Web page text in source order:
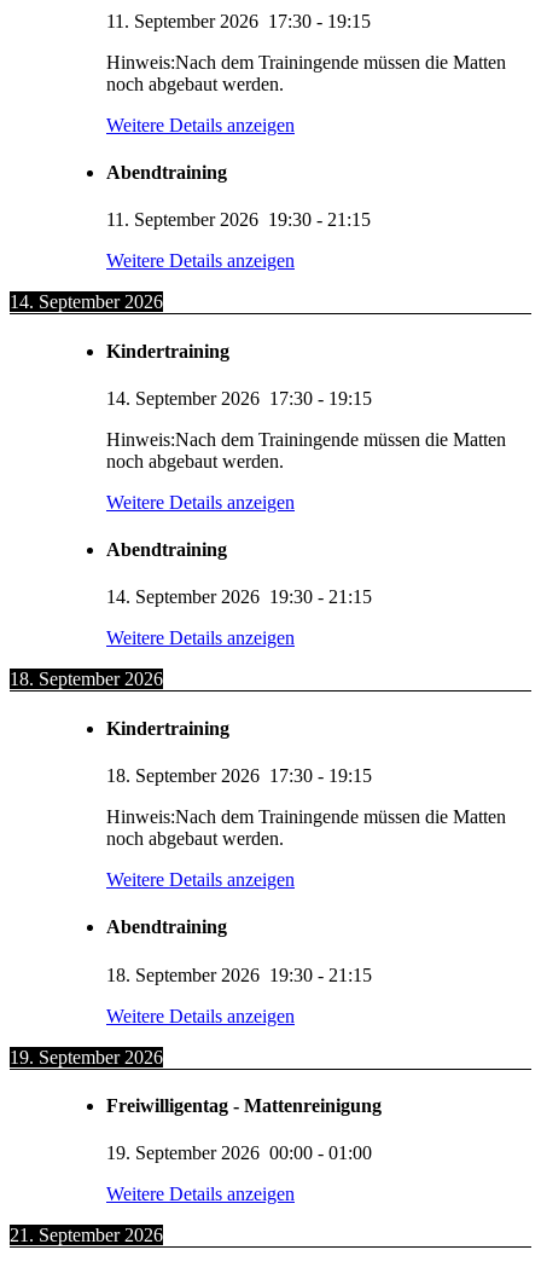
11. September 2026 17:30 - 19:15
Hinweis:Nach dem Trainingende müssen die Matten
noch abgebaut werden.
Weitere Details anzeigen
Abendtraining
11. September 2026 19:30 - 21:15
Weitere Details anzeigen
14. September 2026
Kindertraining
14. September 2026 17:30 - 19:15
Hinweis:Nach dem Trainingende müssen die Matten
noch abgebaut werden.
Weitere Details anzeigen
Abendtraining
14. September 2026 19:30 - 21:15
Weitere Details anzeigen
18. September 2026
Kindertraining
18. September 2026 17:30 - 19:15
Hinweis:Nach dem Trainingende müssen die Matten
noch abgebaut werden.
Weitere Details anzeigen
Abendtraining
18. September 2026 19:30 - 21:15
Weitere Details anzeigen
19. September 2026
Freiwilligentag - Mattenreinigung
19. September 2026 00:00 - 01:00
Weitere Details anzeigen
21. September 2026